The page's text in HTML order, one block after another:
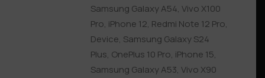
Samsung Galaxy A54, Vivo X100
Pro, iPhone 12, Redmi Note 12 Pro,
Device, Samsung Galaxy S24
Plus, OnePlus 10 Pro, iPhone 15,
Samsung Galaxy A53, Vivo X90